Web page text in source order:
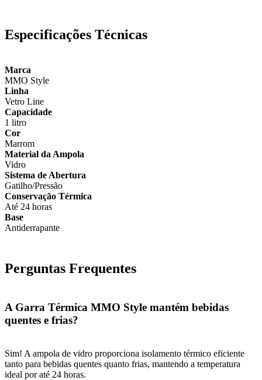
Especificações Técnicas
Marca
MMO Style
Linha
Vetro Line
Capacidade
1 litro
Cor
Marrom
Material da Ampola
Vidro
Sistema de Abertura
Gatilho/Pressão
Conservação Térmica
Até 24 horas
Base
Antiderrapante
Perguntas Frequentes
A Garra Térmica MMO Style mantém bebidas
quentes e frias?
Sim! A ampola de vidro proporciona isolamento térmico eficiente
tanto para bebidas quentes quanto frias, mantendo a temperatura
ideal por até 24 horas.